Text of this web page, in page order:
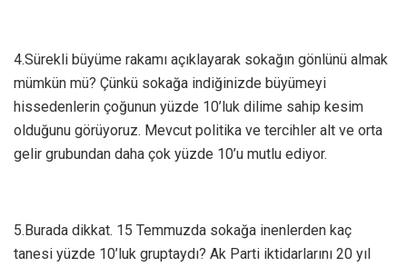
4.Sürekli büyüme rakamı açıklayarak sokağın gönlünü almak
mümkün mü? Çünkü sokağa indiğinizde büyümeyi
hissedenlerin çoğunun yüzde 10’luk dilime sahip kesim
olduğunu görüyoruz. Mevcut politika ve tercihler alt ve orta
gelir grubundan daha çok yüzde 10’u mutlu ediyor.
5.Burada dikkat. 15 Temmuzda sokağa inenlerden kaç
tanesi yüzde 10’luk gruptaydı? Ak Parti iktidarlarını 20 yıl